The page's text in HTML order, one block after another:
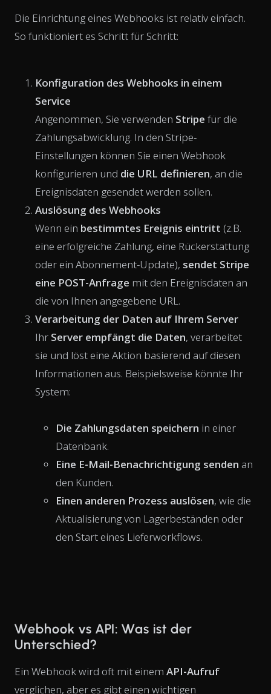
Die Einrichtung eines Webhooks ist relativ einfach.
So funktioniert es Schritt für Schritt:
Konfiguration des Webhooks in einem
Service
Angenommen, Sie verwenden Stripe für die
Zahlungsabwicklung. In den Stripe-
Einstellungen können Sie einen Webhook
konfigurieren und die URL definieren, an die
Ereignisdaten gesendet werden sollen.
Auslösung des Webhooks
Wenn ein bestimmtes Ereignis eintritt (z.B.
eine erfolgreiche Zahlung, eine Rückerstattung
oder ein Abonnement-Update), sendet Stripe
eine POST-Anfrage mit den Ereignisdaten an
die von Ihnen angegebene URL.
Verarbeitung der Daten auf Ihrem Server
Ihr Server empfängt die Daten, verarbeitet
sie und löst eine Aktion basierend auf diesen
Informationen aus. Beispielsweise könnte Ihr
System:
Die Zahlungsdaten speichern in einer
Datenbank.
Eine E-Mail-Benachrichtigung senden an
den Kunden.
Einen anderen Prozess auslösen, wie die
Aktualisierung von Lagerbeständen oder
den Start eines Lieferworkflows.
Webhook vs API: Was ist der
Unterschied?
Ein Webhook wird oft mit einem API-Aufruf
verglichen, aber es gibt einen wichtigen